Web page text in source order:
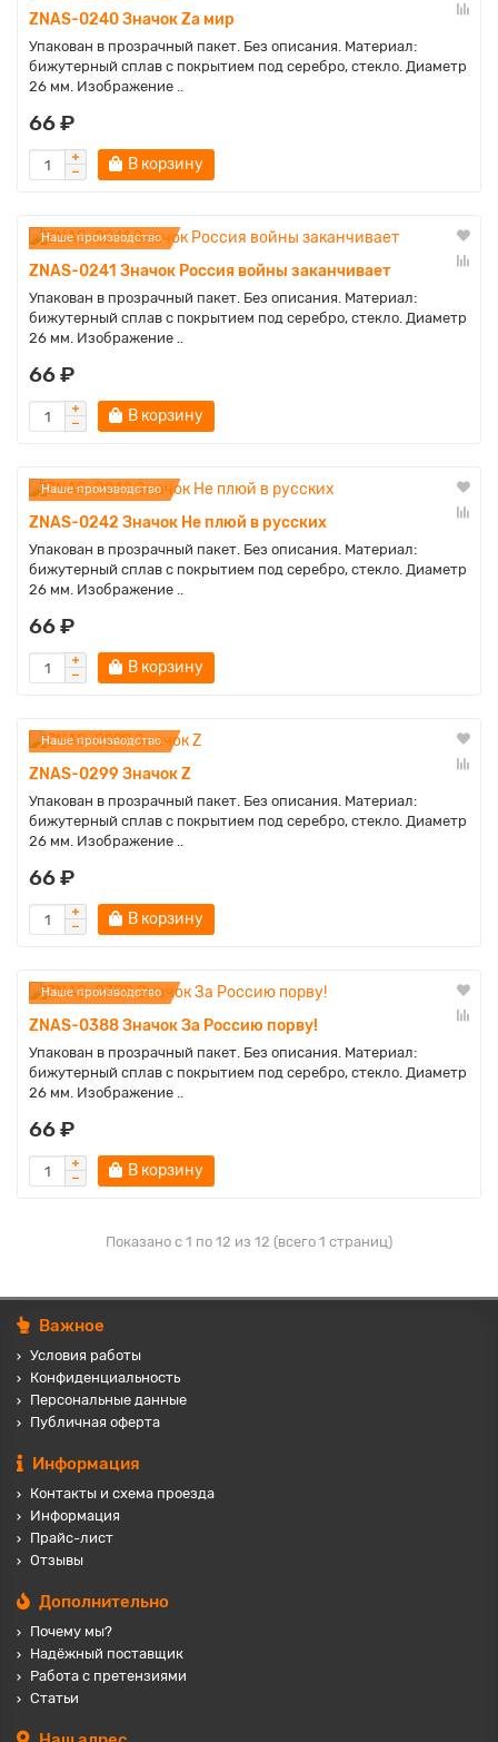
ZNAS-0240 Значок Zа мир
Упакован в прозрачный пакет. Без описания. Материал:
бижутерный сплав с покрытием под серебро, стекло. Диаметр
26 мм. Изображение ..
66 ₽
В корзину
Наше производство
ZNAS-0241 Значок Россия войны заканчивает
Упакован в прозрачный пакет. Без описания. Материал:
бижутерный сплав с покрытием под серебро, стекло. Диаметр
26 мм. Изображение ..
66 ₽
В корзину
Наше производство
ZNAS-0242 Значок Не плюй в русских
Упакован в прозрачный пакет. Без описания. Материал:
бижутерный сплав с покрытием под серебро, стекло. Диаметр
26 мм. Изображение ..
66 ₽
В корзину
Наше производство
ZNAS-0299 Значок Z
Упакован в прозрачный пакет. Без описания. Материал:
бижутерный сплав с покрытием под серебро, стекло. Диаметр
26 мм. Изображение ..
66 ₽
В корзину
Наше производство
ZNAS-0388 Значок За Россию порву!
Упакован в прозрачный пакет. Без описания. Материал:
бижутерный сплав с покрытием под серебро, стекло. Диаметр
26 мм. Изображение ..
66 ₽
В корзину
Показано с 1 по 12 из 12 (всего 1 страниц)
Важное
Условия работы
Конфиденциальность
Персональные данные
Публичная оферта
Информация
Контакты и схема проезда
Информация
Прайс-лист
Отзывы
Дополнительно
Почему мы?
Надёжный поставщик
Работа с претензиями
Статьи